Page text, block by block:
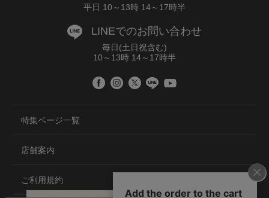
平日 10～13時 14～17時半
LINEでのお問い合わせ
毎日(土日祝含む)
10～13時 14～17時半
特集ページ一覧
店舗案内
ご利用規約